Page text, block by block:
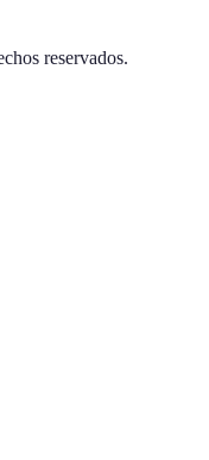
reservados.